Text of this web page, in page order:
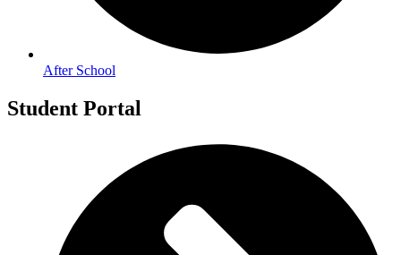
After School
Student Portal